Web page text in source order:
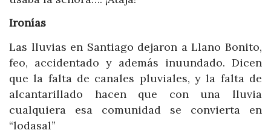
Ironías
Las lluvias en Santiago dejaron a Llano Bonito,
feo, accidentado y además inuundado. Dicen
que la falta de canales pluviales, y la falta de
alcantarillado hacen que con una lluvia
cualquiera esa comunidad se convierta en
“lodasal”